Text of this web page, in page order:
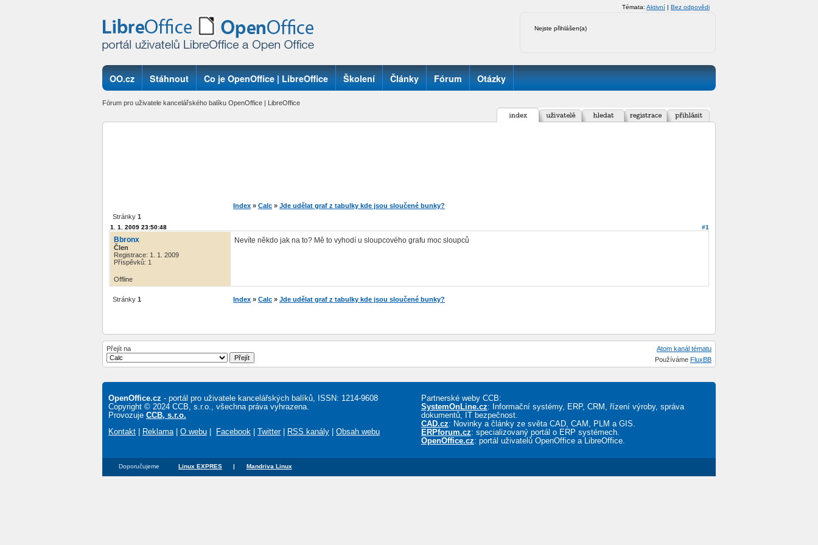
Nejste přihlášen(a)
Témata: Aktivní | Bez odpovědi
OO.cz Stáhnout Co je OpenOffice | LibreOffice Školení Články Fórum Otázky
Fórum pro uživatele kancelářského balíku OpenOffice | LibreOffice
Index » Calc » Jde udělat graf z tabulky kde jsou sloučené bunky?
Stránky 1
#1
1. 1. 2009 23:50:48
Bbronx
Člen
Registrace: 1. 1. 2009
Příspěvků: 1
Nevíte někdo jak na to? Mě to vyhodí u sloupcového grafu moc sloupců
Offline
Stránky 1 Index » Calc » Jde udělat graf z tabulky kde jsou sloučené bunky?
Přejít na
Atom kanál tématu
Používáme FluxBB
OpenOffice.cz - portál pro uživatele kancelářských balíků, ISSN: 1214-9608
Copyright © 2024 CCB, s.r.o., všechna práva vyhrazena.
Provozuje CCB, s.r.o.
Kontakt
Reklama O webu Facebook Twitter| RSS kanály Obsah webu
Partnerské weby CCB:
SystemOnLine.cz: Informační systémy, ERP, CRM, řízení výroby, správa
dokumentů, IT bezpečnost.
CAD.cz: Novinky a články ze světa CAD, CAM, PLM a GIS.
ERPforum.cz: specializovaný portál o ERP systémech.
OpenOffice.cz: portál uživatelů OpenOffice a LibreOffice.
Doporučujeme Linux EXPRES | Mandriva Linux